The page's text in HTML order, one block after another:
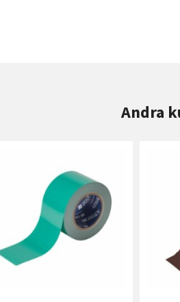
Andra